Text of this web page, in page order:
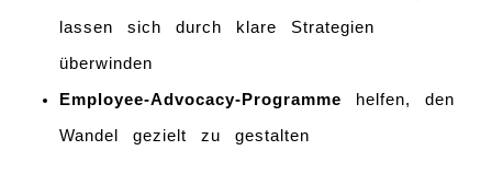
lassen sich durch klare Strategien
überwinden
Employee-Advocacy-Programme helfen, den
Wandel gezielt zu gestalten